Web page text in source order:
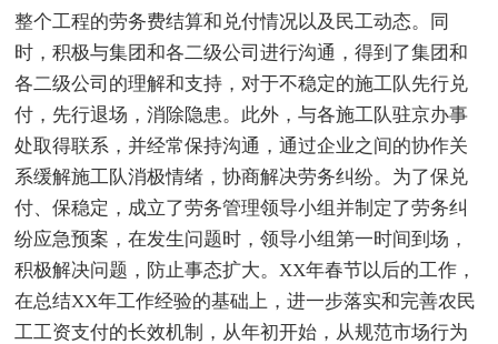
整个工程的劳务费结算和兑付情况以及民工动态。同
时，积极与集团和各二级公司进行沟通，得到了集团和
各二级公司的理解和支持，对于不稳定的施工队先行兑
付，先行退场，消除隐患。此外，与各施工队驻京办事
处取得联系，并经常保持沟通，通过企业之间的协作关
系缓解施工队消极情绪，协商解决劳务纠纷。为了保兑
付、保稳定，成立了劳务管理领导小组并制定了劳务纠
纷应急预案，在发生问题时，领导小组第一时间到场，
积极解决问题，防止事态扩大。XX年春节以后的工作，
在总结XX年工作经验的基础上，进一步落实和完善农民
工工资支付的长效机制，从年初开始，从规范市场行为